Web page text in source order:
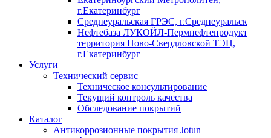
г.Екатеринбург
Среднеуральская ГРЭС, г.Среднеуральск
Нефтебаза ЛУКОЙЛ-Пермнефтепродукт
территория Ново-Свердловской ТЭЦ,
г.Екатеринбург
Услуги
Технический сервис
Техническое консультирование
Текущий контроль качества
Обследование покрытий
Каталог
Антикоррозионные покрытия Jotun